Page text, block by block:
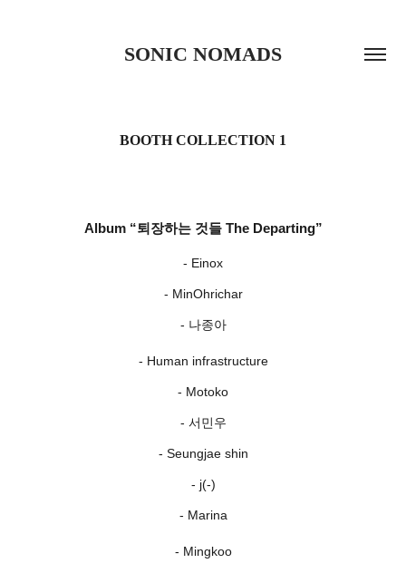
SONIC NOMADS
BOOTH COLLECTION 1
Album “퇴장하는 것들 The Departing”
- Einox
- MinOhrichar
- 나종아
- Human infrastructure
- Motoko
- 서민우
- Seungjae shin
- j(-)
- Marina
- Mingkoo